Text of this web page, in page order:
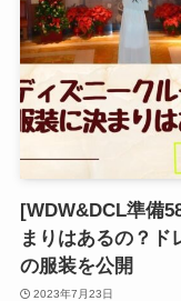
[WDW&DCL準備
まりはあるの？ド
の服装を公開
2023年7月23日